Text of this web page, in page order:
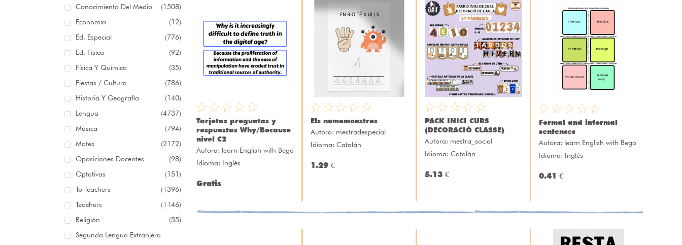
Conocimiento Del Medio
(1508)
Economía
(12)
Ed. Especial
(776)
Ed. Física
(92)
Física Y Química
(35)
Fiestas / Cultura
(786)
Historia Y Geografía
(140)
Lengua
(4737)
Música
(794)
Mates
(2172)
Oposiciones Docentes
(98)
Optativas
(151)
To Teachers
(1396)
Teachers
(1146)
Religión
(55)
Segunda Lengua Extranjera
Tarjetas preguntas y
respuestas Why/Because
nivel C2
Autora: learn English with Bego
Idioma: Inglés
Gratis
Els numemonstres
Autora: mestradespecial
Idioma: Catalán
1.29 €
PACK INICI CURS
(DECORACIÓ CLASSE)
Autora: mestra_social
Idioma: Catalán
5.13 €
Formal and informal
sentences
Autora: learn English with Bego
Idioma: Inglés
0.41 €